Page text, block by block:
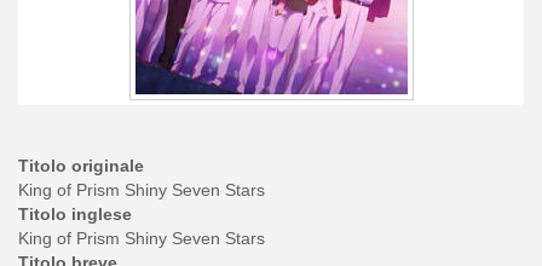
Titolo originale
King of Prism Shiny Seven Stars
Titolo inglese
King of Prism Shiny Seven Stars